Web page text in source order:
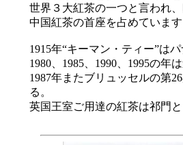
世界３大紅茶の一つと言われ
中国紅茶の首座を占めています
1915年“キーマン・ティー”は
1980、1985、1990、1995の年
1987年またブリュッセルの第
る。
英国王室ご用達の紅茶は祁門